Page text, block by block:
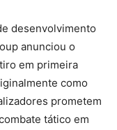
desenvolvimento
anunciou o
em primeira
como
prometem
tático em